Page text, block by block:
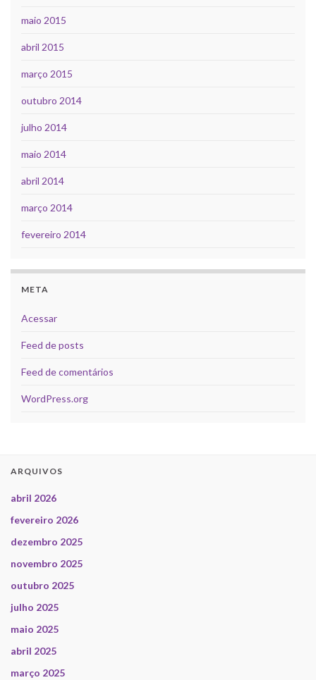
maio 2015
abril 2015
março 2015
outubro 2014
julho 2014
maio 2014
abril 2014
março 2014
fevereiro 2014
META
Acessar
Feed de posts
Feed de comentários
WordPress.org
ARQUIVOS
abril 2026
fevereiro 2026
dezembro 2025
novembro 2025
outubro 2025
julho 2025
maio 2025
abril 2025
março 2025